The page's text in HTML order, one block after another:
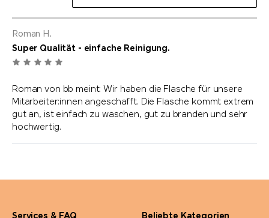
Roman H.
Super Qualität - einfache Reinigung.
Roman von bb meint: Wir haben die Flasche für unsere
Mitarbeiter:innen angeschafft. Die Flasche kommt extrem
gut an, ist einfach zu waschen, gut zu branden und sehr
hochwertig.